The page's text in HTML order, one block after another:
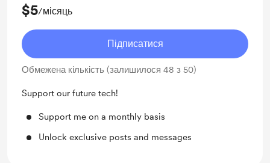
$5/місяць
Підписатися
Обмежена кількість (залишилося 48 з 50)
Support our future tech!
Support me on a monthly basis
Unlock exclusive posts and messages